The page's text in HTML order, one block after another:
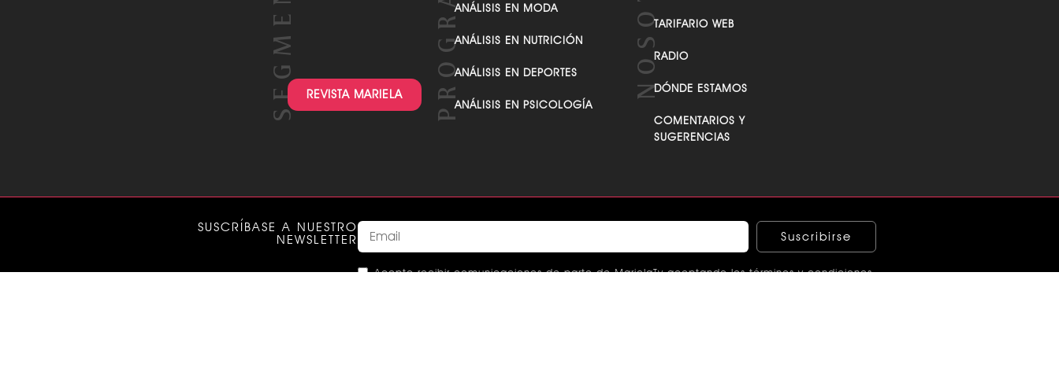
REVISTA MARIELA
ANÁLISIS EN MODA
ANÁLISIS EN NUTRICIÓN
ANÁLISIS EN DEPORTES
ANÁLISIS EN PSICOLOGÍA
TARIFARIO WEB
RADIO
DÓNDE ESTAMOS
COMENTARIOS Y
SUGERENCIAS
SUSCRÍBASE A NUESTRO
NEWSLETTER
Suscribirse
Acepto recibir comunicaciones de parte de MarielaTv aceptando los términos y condiciones